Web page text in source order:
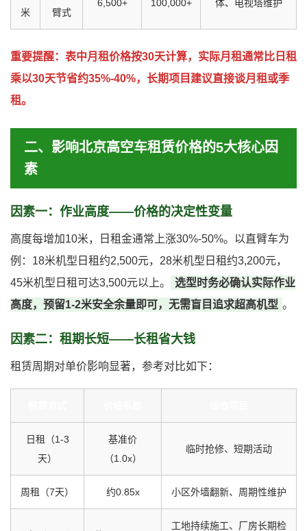
米
臂式
6,500+
100,000+
体、电视塔维护
重要提醒：表中月租价格按30天计算，实际月租通常比日租
乘以30天节省约35%-40%，长期项目建议直接谈月租或季
租。
二、影响北京高空车租赁价格的5大核心因
素
因素一：作业高度——价格的决定性变量
高度每增加10米，日租金通常上涨30%-50%。以直臂车为
例：18米机型日租约2,500元，28米机型日租约3,200元，
45米机型日租可达3,500元以上。
选型时务必确认实际作业
高度，预留1-2米安全余量即可，无需盲目追求超高机型 。
因素二：租期长短——长租省大钱
租赁周期对单价影响显著，参考对比如下：
日租（1-3
天）
基准价
（1.0x）
临时抢修、短期活动
周租（7天） 约0.85x 小区外墙翻新、周期性维护
工地持续施工、厂房长期检